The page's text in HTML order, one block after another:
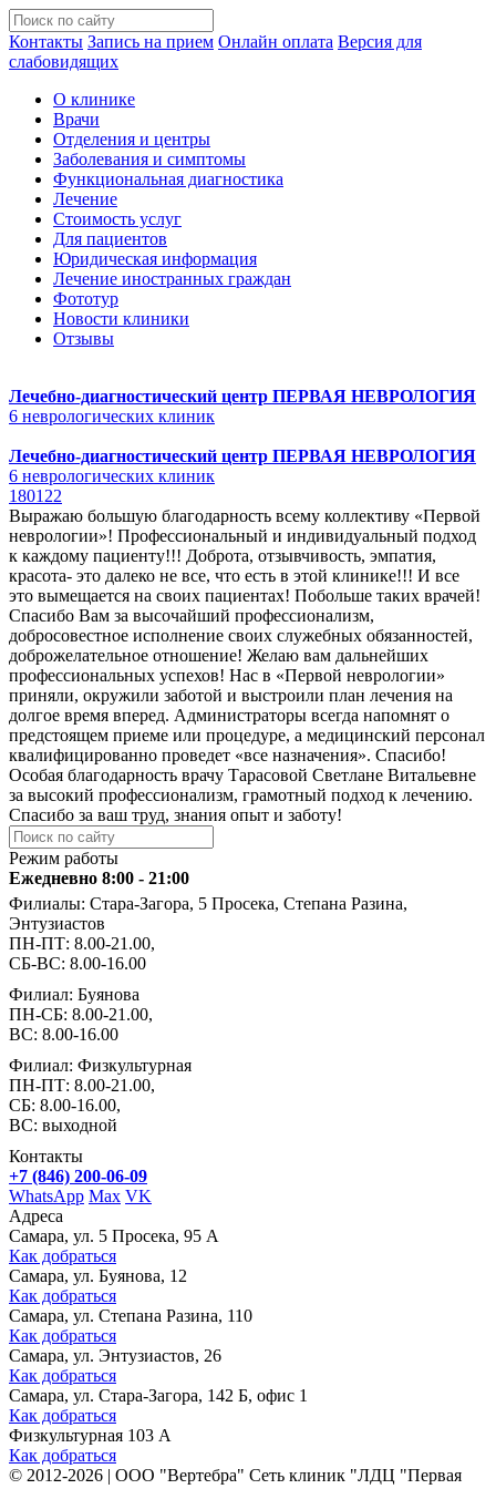
Контакты Запись на прием Онлайн оплата Версия для
слабовидящих
О клинике
Врачи
Отделения и центры
Заболевания и симптомы
Функциональная диагностика
Лечение
Стоимость услуг
Для пациентов
Юридическая информация
Лечение иностранных граждан
Фототур
Новости клиники
Отзывы
Лечебно-диагностический центр ПЕРВАЯ НЕВРОЛОГИЯ
6 неврологических клиник
Лечебно-диагностический центр ПЕРВАЯ НЕВРОЛОГИЯ
6 неврологических клиник
180122
Выражаю большую благодарность всему коллективу «Первой
неврологии»! Профессиональный и индивидуальный подход
к каждому пациенту!!! Доброта, отзывчивость, эмпатия,
красота- это далеко не все, что есть в этой клинике!!! И все
это вымещается на своих пациентах! Побольше таких врачей!
Спасибо Вам за высочайший профессионализм,
добросовестное исполнение своих служебных обязанностей,
доброжелательное отношение! Желаю вам дальнейших
профессиональных успехов! Нас в «Первой неврологии»
приняли, окружили заботой и выстроили план лечения на
долгое время вперед. Администраторы всегда напомнят о
предстоящем приеме или процедуре, а медицинский персонал
квалифицированно проведет «все назначения». Спасибо!
Особая благодарность врачу Тарасовой Светлане Витальевне
за высокий профессионализм, грамотный подход к лечению.
Спасибо за ваш труд, знания опыт и заботу!
Режим работы
Ежедневно 8:00 - 21:00
Филиалы: Стара-Загора, 5 Просека, Степана Разина,
Энтузиастов
ПН-ПТ: 8.00-21.00,
СБ-ВС: 8.00-16.00
Филиал: Буянова
ПН-СБ: 8.00-21.00,
ВС: 8.00-16.00
Филиал: Физкультурная
ПН-ПТ: 8.00-21.00,
СБ: 8.00-16.00,
ВС: выходной
Контакты
+7 (846) 200-06-09
WhatsApp Max VK
Адреса
Самара, ул. 5 Просека, 95 А
Как добраться
Самара, ул. Буянова, 12
Как добраться
Самара, ул. Степана Разина, 110
Как добраться
Самара, ул. Энтузиастов, 26
Как добраться
Самара, ул. Стара-Загора, 142 Б, офис 1
Как добраться
Физкультурная 103 А
Как добраться
© 2012-2026 | ООО "Вертебра" Сеть клиник "ЛДЦ "Первая